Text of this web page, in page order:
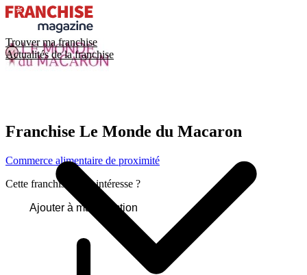
Trouver ma franchise
Actualités de la franchise
Franchise Le Monde du Macaron
Commerce alimentaire de proximité
Cette franchise vous intéresse ?
Ajouter à ma sélection